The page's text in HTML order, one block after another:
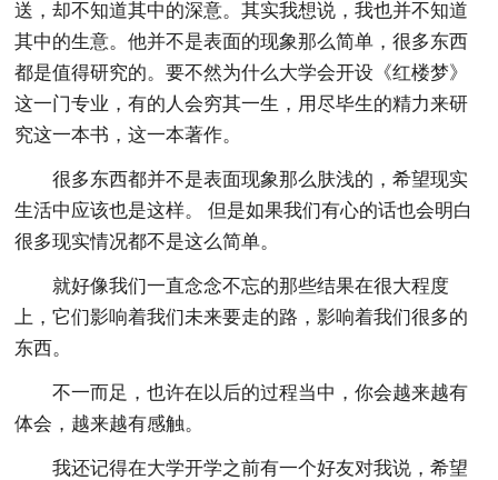
送，却不知道其中的深意。其实我想说，我也并不知道
其中的生意。他并不是表面的现象那么简单，很多东西
都是值得研究的。要不然为什么大学会开设《红楼梦》
这一门专业，有的人会穷其一生，用尽毕生的精力来研
究这一本书，这一本著作。
很多东西都并不是表面现象那么肤浅的，希望现实
生活中应该也是这样。 但是如果我们有心的话也会明白
很多现实情况都不是这么简单。
就好像我们一直念念不忘的那些结果在很大程度
上，它们影响着我们未来要走的路，影响着我们很多的
东西。
不一而足，也许在以后的过程当中，你会越来越有
体会，越来越有感触。
我还记得在大学开学之前有一个好友对我说，希望